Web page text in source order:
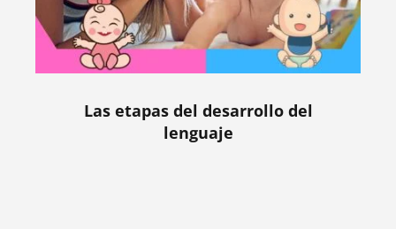
Las etapas del desarrollo del
lenguaje